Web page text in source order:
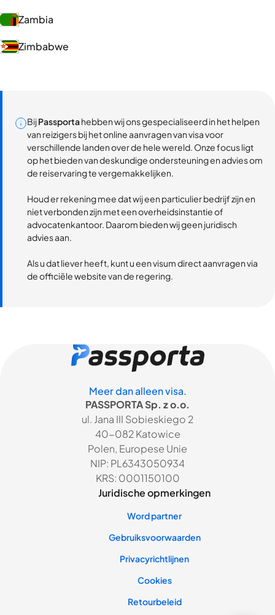
Zambia
Zimbabwe
BijPassportahebben wij ons gespecialiseerd in het helpen
van reizigers bij het online aanvragen van visa voor
verschillende landen over de hele wereld. Onze focus ligt
op het bieden van deskundige ondersteuning en advies om
de reiservaring te vergemakkelijken.
Houd er rekening mee dat wij een particulier bedrijf zijn en
niet verbonden zijn met een overheidsinstantie of
advocatenkantoor. Daarom bieden wij geen juridisch
advies aan.
Als u dat liever heeft, kunt u een visum direct aanvragen via
de officiële website van de regering.
Meer dan alleen visa.
PASSPORTA Sp. z o.o.
ul. Jana III Sobieskiego 2
40-082 Katowice
Polen, Europese Unie
NIP: PL6343050934
KRS: 0001150100
Juridische opmerkingen
Word partner
Gebruiksvoorwaarden
Privacyrichtlijnen
Cookies
Retourbeleid